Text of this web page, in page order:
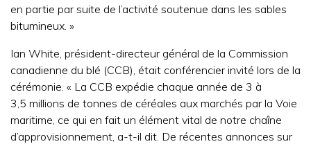
en partie par suite de l’activité soutenue dans les sables
bitumineux. »
Ian White, président-directeur général de la Commission
canadienne du blé (CCB), était conférencier invité lors de la
cérémonie. « La CCB expédie chaque année de 3 à
3,5 millions de tonnes de céréales aux marchés par la Voie
maritime, ce qui en fait un élément vital de notre chaîne
d’approvisionnement, a-t-il dit. De récentes annonces sur